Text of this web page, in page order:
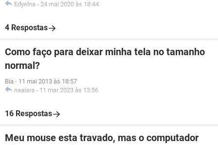
Edyelna - 24 mai 2020 às 18:44
4 Respostas
Como faço para deixar minha tela no tamanho
normal?
Bia - 11 mai 2013 às 18:57
naaiara - 11 mar 2023 às 13:56
16 Respostas
Meu mouse esta travado, mas o computador